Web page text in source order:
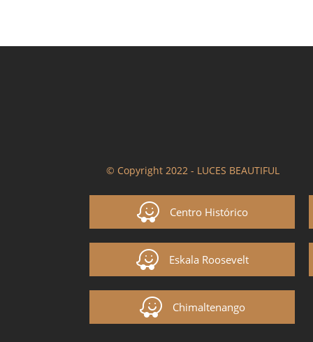
© Copyright 2022 - LUCES BEAUTIFUL
Centro Histórico
Eskala Roosevelt
Chimaltenango